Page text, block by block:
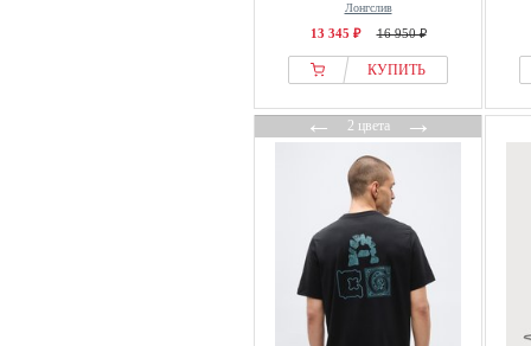
Лонгслив
13 345 ₽ 16 950 ₽
КУПИТЬ
←2 цвета→